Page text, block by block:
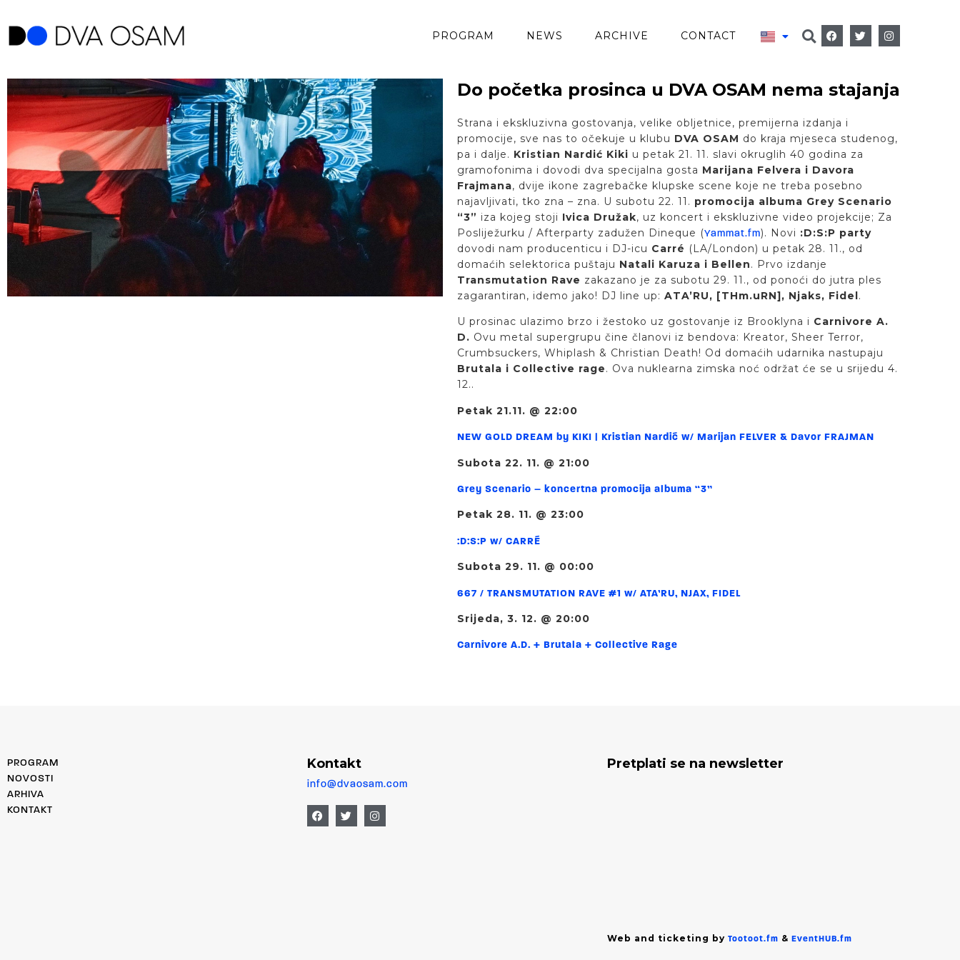
PROGRAM NEWS ARCHIVE CONTACT
Do početka prosinca u DVA OSAM nema stajanja
Strana i ekskluzivna gostovanja, velike obljetnice, premijerna izdanja i
promocije, sve nas to očekuje u klubu DVA OSAM do kraja mjeseca studenog,
pa i dalje. Kristian Nardić Kiki u petak 21. 11. slavi okruglih 40 godina za
gramofonima i dovodi dva specijalna gosta Marijana Felvera i Davora
Frajmana, dvije ikone zagrebačke klupske scene koje ne treba posebno
najavljivati, tko zna – zna. U subotu 22. 11. promocija albuma Grey Scenario
“3” iza kojeg stoji Ivica Družak, uz koncert i ekskluzivne video projekcije; Za
Posliježurku / Afterparty zadužen Dineque (Yammat.fm). Novi :D:S:P party
dovodi nam producenticu i DJ-icu Carré (LA/London) u petak 28. 11., od
domaćih selektorica puštaju Natali Karuza i Bellen. Prvo izdanje
Transmutation Rave zakazano je za subotu 29. 11., od ponoći do jutra ples
zagarantiran, idemo jako! DJ line up: ATA’RU, [THm.uRN], Njaks, Fidel.
U prosinac ulazimo brzo i žestoko uz gostovanje iz Brooklyna i Carnivore A.
D. Ovu metal supergrupu čine članovi iz bendova: Kreator, Sheer Terror,
Crumbsuckers, Whiplash & Christian Death! Od domaćih udarnika nastupaju
Brutala i Collective rage. Ova nuklearna zimska noć održat će se u srijedu 4.
12..
Petak 21.11. @ 22:00
NEW GOLD DREAM by KIKI | Kristian Nardić w/ Marijan FELVER & Davor FRAJMAN
Subota 22. 11. @ 21:00
Grey Scenario – koncertna promocija albuma “3”
Petak 28. 11. @ 23:00
:D:S:P w/ CARRÉ
Subota 29. 11. @ 00:00
667 / TRANSMUTATION RAVE #1 w/ ATA’RU, NJAX, FIDEL
Srijeda, 3. 12. @ 20:00
Carnivore A.D. + Brutala + Collective Rage
PROGRAM
NOVOSTI
ARHIVA
KONTAKT
Kontakt
info@dvaosam.com
Pretplati se na newsletter
Web and ticketing by Tootoot.fm & EventHUB.fm